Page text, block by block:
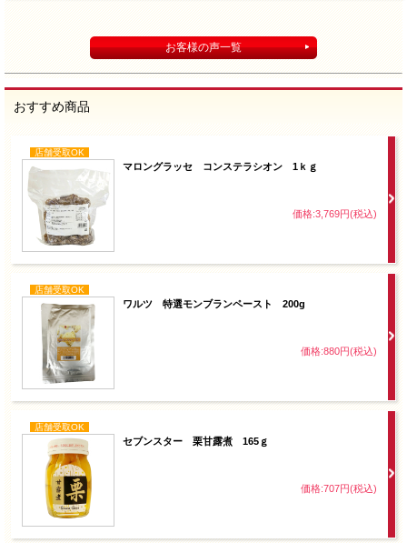
お客様の声一覧
おすすめ商品
店舗受取OK
マロングラッセ コンステラシオン 1ｋｇ
価格:3,769円(税込)
店舗受取OK
ワルツ 特選モンブランペースト 200g
価格:880円(税込)
店舗受取OK
セブンスター 栗甘露煮 165ｇ
価格:707円(税込)